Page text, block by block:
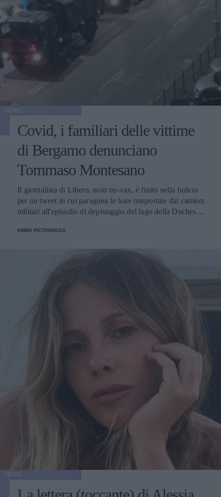
Covid, i familiari delle vittime
di Bergamo denunciano
Tommaso Montesano
Il giornalista di Libero, noto no-vax, è finito nella bufera
per un tweet in cui paragona le bare trasportate dai camion
militari all'episodio di depistaggio del lago della Duchessa,
EMMA PIETRAROSA